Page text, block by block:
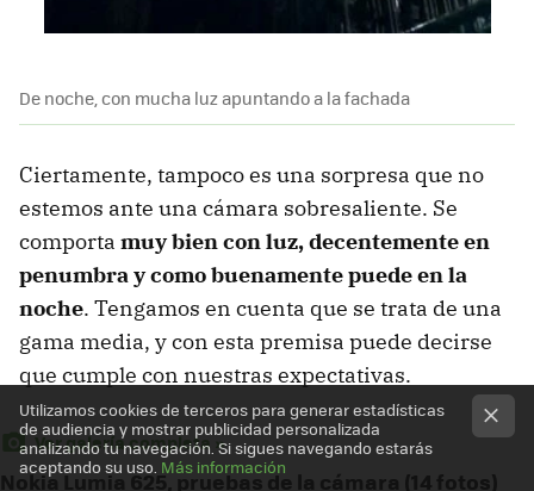
De noche, con mucha luz apuntando a la fachada
Ciertamente, tampoco es una sorpresa que no
estemos ante una cámara sobresaliente. Se
comporta muy bien con luz, decentemente en
penumbra y como buenamente puede en la
noche. Tengamos en cuenta que se trata de una
gama media, y con esta premisa puede decirse
que cumple con nuestras expectativas.
Ver galería completa »
Nokia Lumia 625, pruebas de la cámara (14 fotos)
Utilizamos cookies de terceros para generar estadísticas
de audiencia y mostrar publicidad personalizada
analizando tu navegación. Si sigues navegando estarás
aceptando su uso. Más información